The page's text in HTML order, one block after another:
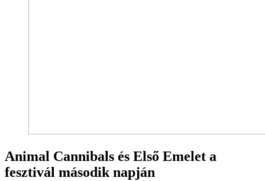
Animal Cannibals és Első Emelet a
fesztivál második napján